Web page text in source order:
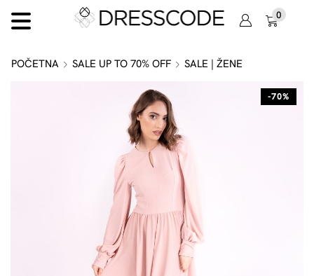
0
POČETNA SALE UP TO 70% OFF SALE | ŽENE
-70%